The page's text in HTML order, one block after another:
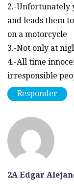
2.-Unfortunately
and leads them
on a motorcycle
3.-Not only at
4.-All time
irresponsible
Responder
2A Edgar